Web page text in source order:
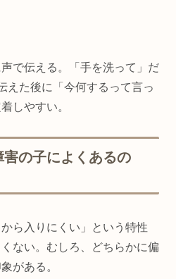
で伝える。「手を洗って」だ
えた後に「今何するって言っ
しやすい。
の子によくあるの
ら入りにくい」という特性
ない。むしろ、どちらかに偏
がある。